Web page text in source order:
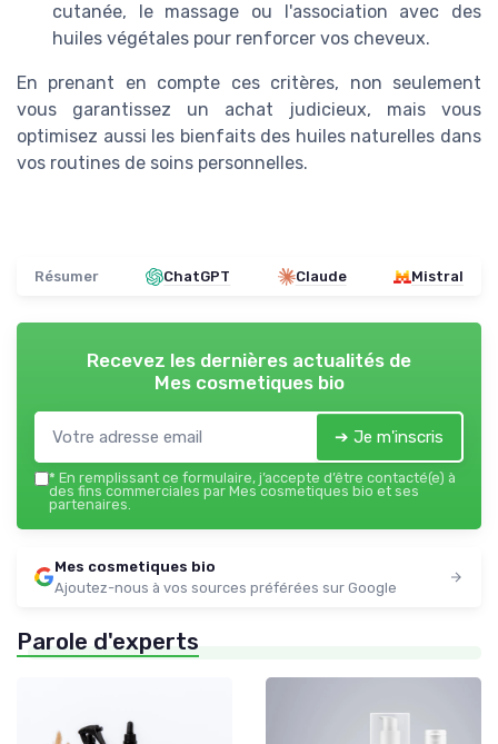
cutanée, le massage ou l'association avec des
huiles végétales pour renforcer vos cheveux.
En prenant en compte ces critères, non seulement
vous garantissez un achat judicieux, mais vous
optimisez aussi les bienfaits des huiles naturelles dans
vos routines de soins personnelles.
Résumer ChatGPT Claude Mistral
Recevez les dernières actualités de
Mes cosmetiques bio
➔ Je m'inscris
* En remplissant ce formulaire, j’accepte d’être contacté(e) à
des fins commerciales par Mes cosmetiques bio et ses
partenaires.
Mes cosmetiques bio
Ajoutez-nous à vos sources préférées sur Google
Parole d'experts